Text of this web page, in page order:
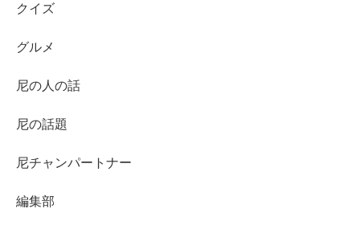
クイズ
グルメ
尼の人の話
尼の話題
尼チャンパートナー
編集部